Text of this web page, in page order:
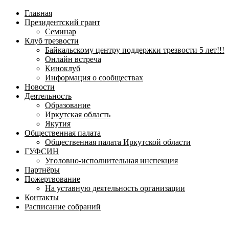
меню
Главная
Президентский грант
Семинар
Клуб трезвости
Байкальскому центру поддержки трезвости 5 лет!!!
Онлайн встреча
Киноклуб
Информация о сообществах
Новости
Деятельность
Образование
Иркутская область
Якутия
Общественная палата
Общественная палата Иркутской области
ГУФСИН
Уголовно-исполнительная инспекция
Партнёры
Пожертвование
На уставную деятельность организации
Контакты
Расписание собраний